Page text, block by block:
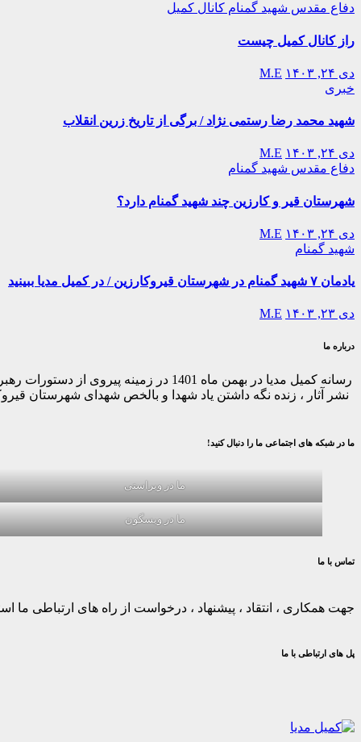
دفاع مقدس شهید گمنام کانال کمیل
راز کانال کمیل چیست
دی ۲۴, ۱۴۰۳
M.E
خبری
شهید محمد رضا رستمی نژاد / برگی از تاریخ زرین انقلاب
دی ۲۴, ۱۴۰۳
M.E
دفاع مقدس شهید گمنام
شهرستان قیر و کارزین چند شهید گمنام دارد؟
دی ۲۴, ۱۴۰۳
M.E
شهید گمنام
یادمان ۷ شهید گمنام در شهرستان قیروکارزین / در کمیل مدیا ببینید
دی ۲۳, ۱۴۰۳ M.E
درباره ما
رسانه کمیل مدیا در بهمن ماه 1401
نشر آثار ، زنده نگه داشتن یاد شهدا و بالخص شهدای شهرستان
ما در شبکه های اجتماعی ما را دنبال کنید!
ما در ویراستی
ما در ویسگون
تماس با ما
جهت همکاری ، انتقاد ، پیشنهاد ، درخواست از راه های ارتباطی ما
پل های ارتباطی با ما